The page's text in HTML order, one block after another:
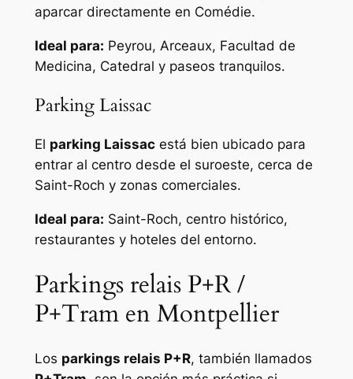
aparcar directamente en Comédie.
Ideal para: Peyrou, Arceaux, Facultad de
Medicina, Catedral y paseos tranquilos.
Parking Laissac
El parking Laissacestá bien ubicado para
entrar al centro desde el suroeste, cerca de
Saint-Roch y zonas comerciales.
Ideal para: Saint-Roch, centro histórico,
restaurantes y hoteles del entorno.
Parkings relais P+R /
P+Tram en Montpellier
Los parkings relais P+R, también llamados